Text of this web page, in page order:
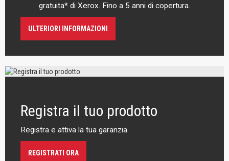
gratuita* di Xerox. Fino a 5 anni di copertura.
ULTERIORI INFORMAZIONI
Registra il tuo prodotto
Registra e attiva la tua garanzia
REGISTRATI ORA